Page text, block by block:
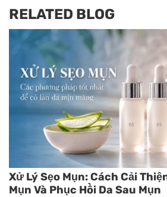
RELATED BLOG
Xử Lý Sẹo Mụn: Cách Cải
Mụn Và Phục Hồi Da Sau Mụn